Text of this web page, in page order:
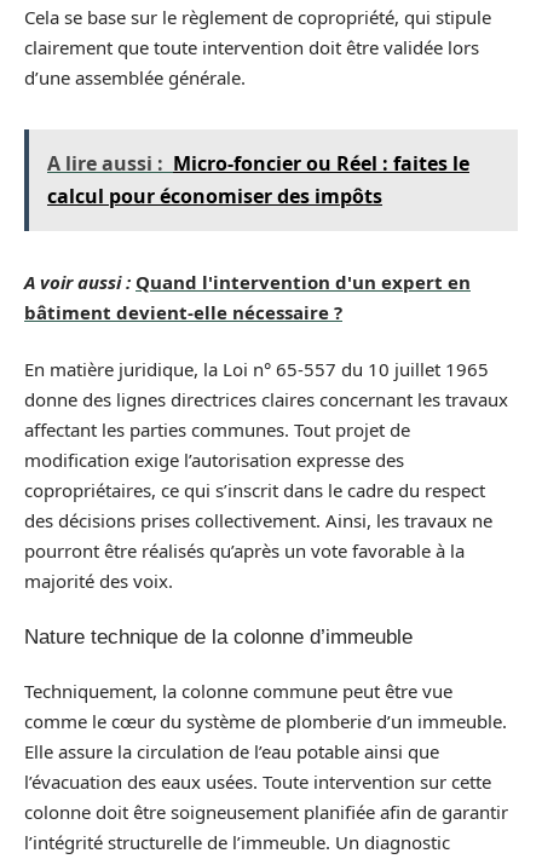
Cela se base sur le règlement de copropriété, qui stipule
clairement que toute intervention doit être validée lors
d’une assemblée générale.
A lire aussi : Micro-foncier ou Réel : faites le
calcul pour économiser des impôts
A voir aussi : Quand l'intervention d'un expert en
bâtiment devient-elle nécessaire ?
En matière juridique, la Loi n° 65-557 du 10 juillet 1965
donne des lignes directrices claires concernant les travaux
affectant les parties communes. Tout projet de
modification exige l’autorisation expresse des
copropriétaires, ce qui s’inscrit dans le cadre du respect
des décisions prises collectivement. Ainsi, les travaux ne
pourront être réalisés qu’après un vote favorable à la
majorité des voix.
Nature technique de la colonne d’immeuble
Techniquement, la colonne commune peut être vue
comme le cœur du système de plomberie d’un immeuble.
Elle assure la circulation de l’eau potable ainsi que
l’évacuation des eaux usées. Toute intervention sur cette
colonne doit être soigneusement planifiée afin de garantir
l’intégrité structurelle de l’immeuble. Un diagnostic